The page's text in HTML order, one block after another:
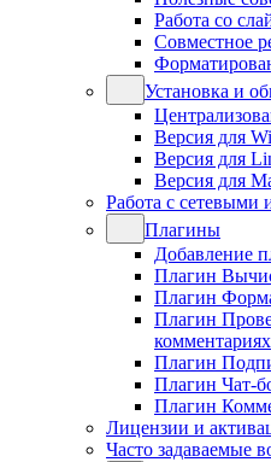
Работа со
Совместное
Установка и
Версия для
Версия для
Версия для
Работа с сетевыми
Плагины
Добавление
Плагин
Плагин
Плагин
комментариях
Плагин
Плагин Чат-
Плагин
Лицензии и
Часто задаваемые